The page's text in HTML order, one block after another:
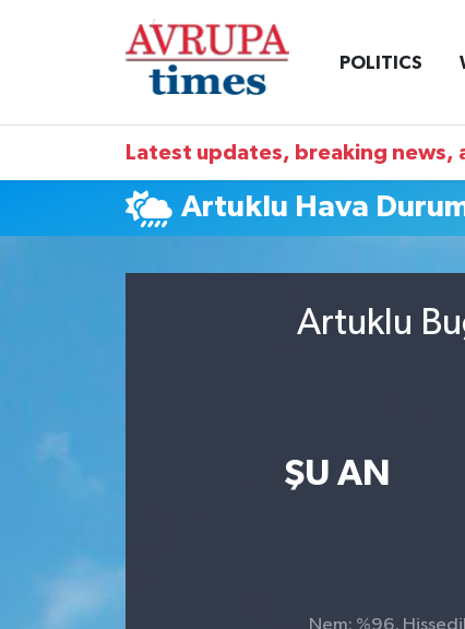
POLITICS
Latest updates, breaking news,
Artuklu Hava
Artuklu
ŞU AN
Nem: %96,
Nöbetçi Eczaneler
Namaz Vakitleri
Süper Lig Puan Durumu ve Fikstür